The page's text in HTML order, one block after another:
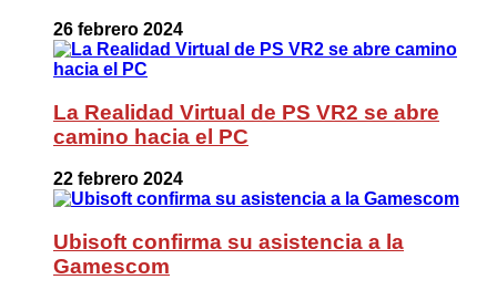
26 febrero 2024
La Realidad Virtual de PS VR2 se abre
camino hacia el PC
22 febrero 2024
Ubisoft confirma su asistencia a la
Gamescom